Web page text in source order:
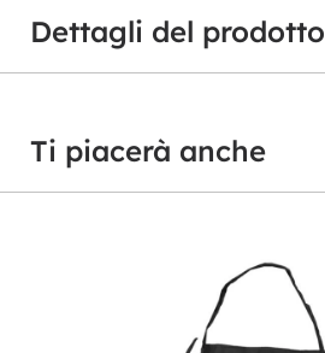
Dettagli del prodotto
Ti piacerà anche